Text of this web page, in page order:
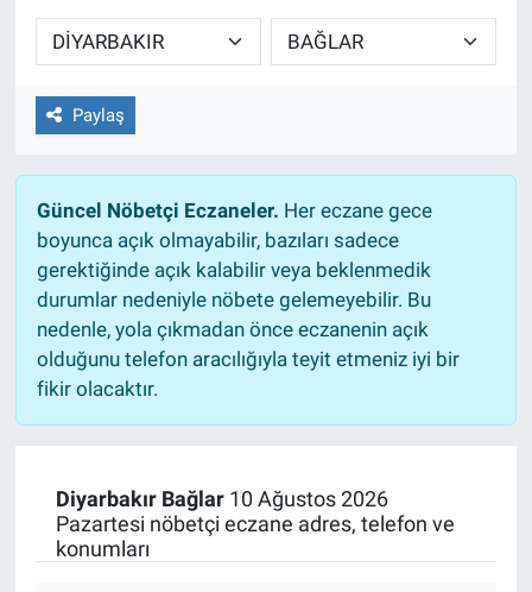
Paylaş
Güncel Nöbetçi Eczaneler. Her eczane gece
boyunca açık olmayabilir, bazıları sadece
gerektiğinde açık kalabilir veya beklenmedik
durumlar nedeniyle nöbete gelemeyebilir. Bu
nedenle, yola çıkmadan önce eczanenin açık
olduğunu telefon aracılığıyla teyit etmeniz iyi bir
fikir olacaktır.
Diyarbakır Bağlar10 Ağustos 2026
Pazartesi nöbetçi eczane adres, telefon ve
konumları
Sağlıklı Yaşam
Siyaset
Yaşam